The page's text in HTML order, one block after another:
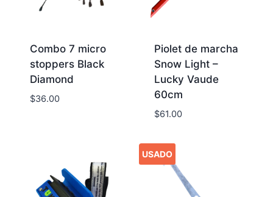
Combo 7 micro
stoppers Black
Diamond
$36.00
Piolet de marcha
Snow Light –
Lucky Vaude
60cm
$61.00
USADO